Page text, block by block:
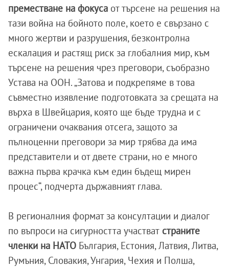
преместване на фокуса от търсене на решения на
тази война на бойното поле, което е свързано с
много жертви и разрушения, безконтролна
ескалация и растящ риск за глобалния мир, към
търсене на решения чрез преговори, съобразно
Устава на ООН. „Затова и подкрепяме в това
съвместно изявление подготовката за срещата на
върха в Швейцария, която ще бъде трудна и с
ограничени очаквания отсега, защото за
пълноценни преговори за мир трябва да има
представители и от двете страни, но е много
важна първа крачка към един бъдещ мирен
процес“, подчерта държавният глава.
В регионалния формат за консултации и диалог
по въпроси на сигурността участват страните
членки на НАТО България, Естония, Латвия, Литва,
Румъния, Словакия, Унгария, Чехия и Полша,